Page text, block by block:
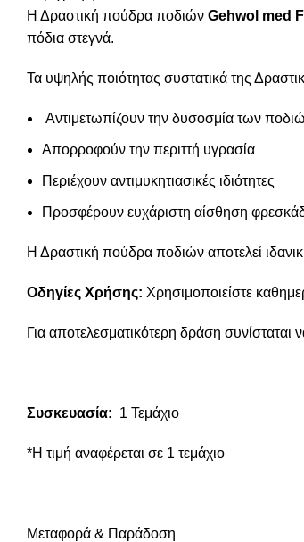
Η Δραστική πούδρα ποδιών Gehwol med
πόδια στεγνά.
Τα υψηλής ποιότητας συστατικά της
Αντιμετωπίζουν την δυσοσμία των
Απορροφούν την περιττή υγρασία
Περιέχουν αντιμυκητιασικές ιδιότητες
Προσφέρουν ευχάριστη αίσθηση
Η Δραστική πούδρα ποδιών αποτελεί
Οδηγίες Χρήσης: Χρησιμοποιείστε
Για αποτελεσματικότερη δράση
Συσκευασία: 1 Τεμάχιο
*Η τιμή αναφέρεται σε 1 τεμάχιο
Μεταφορά & Παράδοση